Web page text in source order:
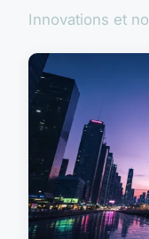
Innovations et